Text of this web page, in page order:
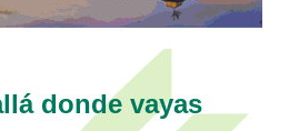
donde vayas